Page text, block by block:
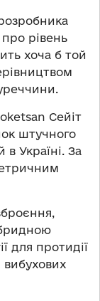
рівень
хоча б той
Сейіт
штучного
в Україні. За
для протидії